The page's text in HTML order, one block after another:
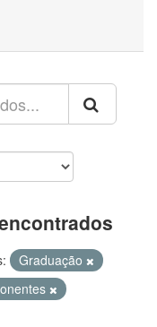
Graduação